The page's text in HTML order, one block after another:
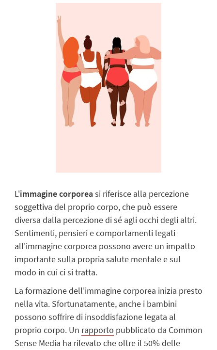
L'immagine corporeasi riferisce alla percezione
soggettiva del proprio corpo, che può essere
diversa dalla percezione di sé agli occhi degli altri.
Sentimenti, pensieri e comportamenti legati
all'immagine corporea possono avere un impatto
importante sulla propria salute mentale e sul
modo in cui ci si tratta.
La formazione dell'immagine corporea inizia presto
nella vita. Sfortunatamente, anche i bambini
possono soffrire di insoddisfazione legata al
proprio corpo. Un rapporto pubblicato da Common
Sense Media ha rilevato che oltre il 50% delle